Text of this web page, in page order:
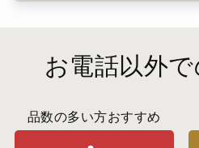
お電話以外
品数の多い方おすすめ